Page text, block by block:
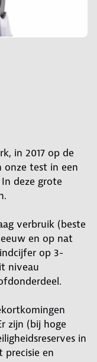
in 2017 op de
onze test in een
deze grote
verbruik (beste
en op nat
op 3-
niveau
zijn (bij hoge
in
precisie en